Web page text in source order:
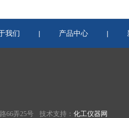
我们 | 产品中心 |
66弄25号 技术支持： 化工仪器网